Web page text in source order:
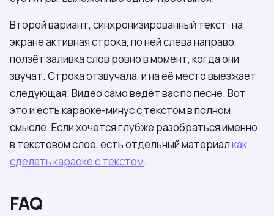
Второй вариант, синхронизированный текст: на
экране активная строка, по ней слева направо
ползёт заливка слов ровно в момент, когда они
звучат. Строка отзвучала, и на её место выезжает
следующая. Видео само ведёт вас по песне. Вот
это и есть караоке-минус с текстом в полном
смысле. Если хочется глубже разобраться именно
в текстовом слое, есть отдельный материалкак
сделать караоке с текстом.
FAQ